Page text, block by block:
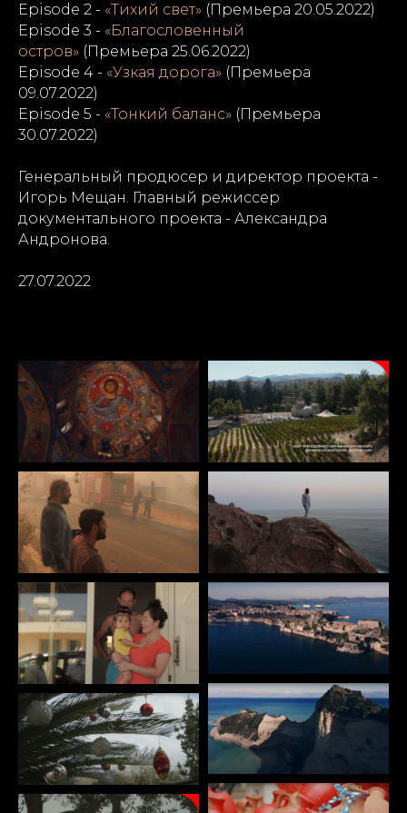
Episode 2 - «Тихий свет» (Премьера 20.05.2022)
Episode 3 - «Благословенный
остров» (Премьера 25.06.2022)
Episode 4 - «Узкая дорога» (Премьера
09.07.2022)
Episode 5 - «Тонкий баланс» (Премьера
30.07.2022)
Генеральный продюсер и директор проекта -
Игорь Мещан. Главный режиссер
документального проекта - Александра
Андронова.
27.07.2022